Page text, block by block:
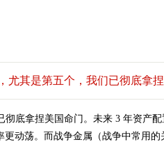
尤其是第五个，我们已彻底拿
底拿捏美国命门。未来 3 年资产配
动荡。而战争金属（战争中常用的